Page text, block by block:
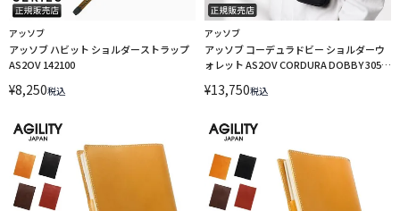
アッソブ
アッソブ ハビット ショルダーストラップ
AS2OV 142100
¥8,250税込
アッソブ
アッソブ コーデュラドビー ショルダーウ
ォレット AS2OV CORDURA DOBBY 305D
¥13,750税込